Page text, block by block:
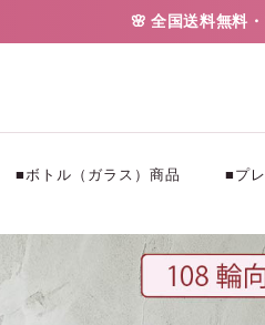
🌸 全国送料無料
■ボトル（ガラス）商品 ■プ